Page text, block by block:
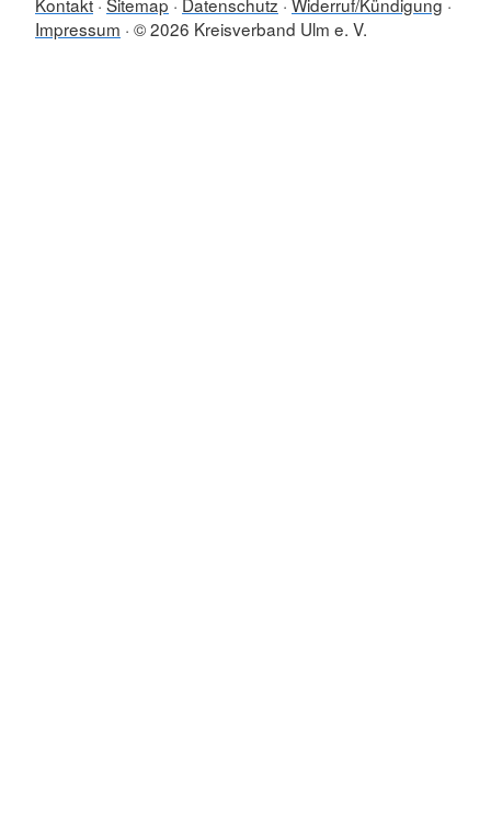
Impressum © 2026 Kreisverband Ulm e. V.